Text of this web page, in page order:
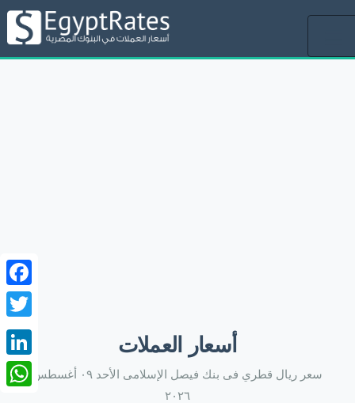
أسعار العملات
سعر ريال قطري فى بنك فيصل الإسلامى الأحد ٠٩ أغسطس
٢٠٢٦